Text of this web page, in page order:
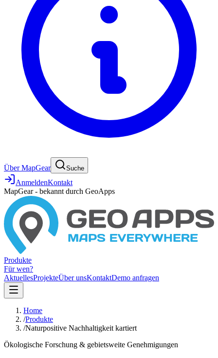
Über MapGear Suche
AnmeldenKontakt
MapGear - bekannt durch GeoApps
Produkte
Für wen?
AktuellesProjekteÜber unsKontaktDemo anfragen
Home
/Produkte
/Naturpositive Nachhaltigkeit kartiert
Ökologische Forschung & gebietsweite Genehmigungen